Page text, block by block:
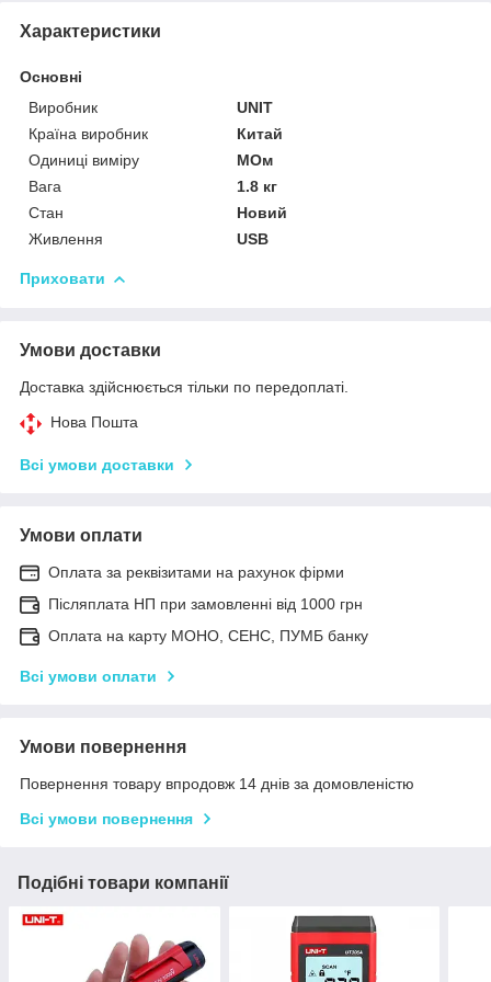
Характеристики
Основні
Виробник
UNIT
Країна виробник
Китай
Одиниці виміру
МОм
Вага
1.8 кг
Стан
Новий
Живлення
USB
Приховати
Умови доставки
Доставка здійснюється тільки по передоплаті.
Нова Пошта
Всі умови доставки
Умови оплати
Оплата за реквізитами на рахунок фірми
Післяплата НП при замовленні від 1000 грн
Оплата на карту МОНО, СЕНС, ПУМБ банку
Всі умови оплати
Умови повернення
Повернення товару впродовж 14 днів за домовленістю
Всі умови повернення
Подібні товари компанії